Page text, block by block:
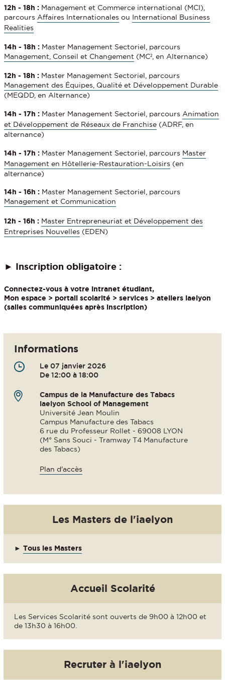
12h - 18h : Management et Commerce international (MCI),
parcours Affaires Internationales ou International Business
Realities
14h - 18h : Master Management Sectoriel, parcours
Management, Conseil et Changement (MC², en Alternance)
12h - 18h : Master Management Sectoriel, parcours
Management des Équipes, Qualité et Développement Durable
(MEQDD, en Alternance)
14h - 17h : Master Management Sectoriel, parcours Animation
et Développement de Réseaux de Franchise (ADRF, en
alternance)
14h - 17h : Master Management Sectoriel, parcours Master
Management en Hôtellerie-Restauration-Loisirs (en
alternance)
14h - 16h : Master Management Sectoriel, parcours
Management et Communication
12h - 16h : Master Entrepreneuriat et Développement des
Entreprises Nouvelles (EDEN)
► Inscription obligatoire :
Connectez-vous à votre intranet étudiant,
Mon espace > portail scolarité > services > ateliers iaelyon
(salles communiquées après inscription)
Informations
Le 07 janvier 2026
De 12:00 à 18:00
Campus de la Manufacture des Tabacs
iaelyon School of Management
Université Jean Moulin
Campus Manufacture des Tabacs
6 rue du Professeur Rollet - 69008 LYON
(M° Sans Souci - Tramway T4 Manufacture
des Tabacs)
Plan d'accès
Les Masters de l'iaelyon
► Tous les Masters
Accueil Scolarité
Les Services Scolarité sont ouverts de 9h00 à 12h00 et
de 13h30 à 16h00.
Recruter à l'iaelyon